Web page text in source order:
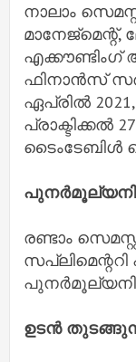
നാലാം
മാനേജ്‌മെന്റ്,
എക്കൗണ്ടിംഗ്
ഫിനാന്‍സ്
ഏപ്രില്‍
പ്രാക്ടിക്കല്‍
ടൈംടേബിള്‍
രണ്ടാം
ഉടൻ